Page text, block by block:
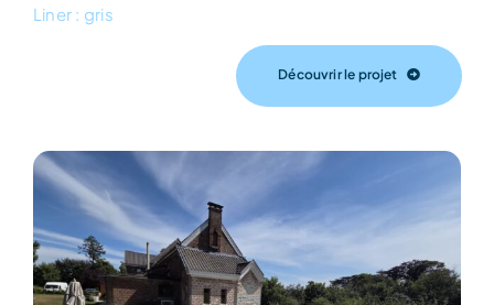
Liner : gris
Découvrir le projet